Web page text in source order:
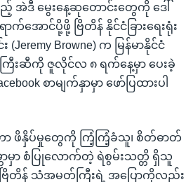
ည့် အဲဒီ မွေးနေ့ဆုတောင်းတွေကို ဒေါ်
အောင်ပို့ဖို့ ဗြိတိန် နိုင်ငံခြားရေးရုံး
(Jeremy Browne) က မြန်မာနိုင်ငံ
းဆီကို ဇူလိုင်လ ၈ ရက်နေ့မှာ ပေးခဲ့
စာမျက်နှာမှာ ဖော်ပြထားပါ
ာ ဖိနှိပ်မှုတွေကို ကြံ့ကြံ့ခံသူ၊ စိတ်ဓာတ်
ာမှာ စံပြုလောက်တဲ့ ရဲစွမ်းသတ္တိ ရှိသူ
တိန် သံအမတ်ကြီးရဲ့ အပြောကိုလည်း